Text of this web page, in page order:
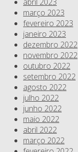
março 2023
fevereiro 2023
janeiro 2023
dezembro 2022
novembro 2022
outubro 2022
setembro 2022
agosto 2022
julho 2022
junho 2022
maio 2022
abril 2022
março 2022